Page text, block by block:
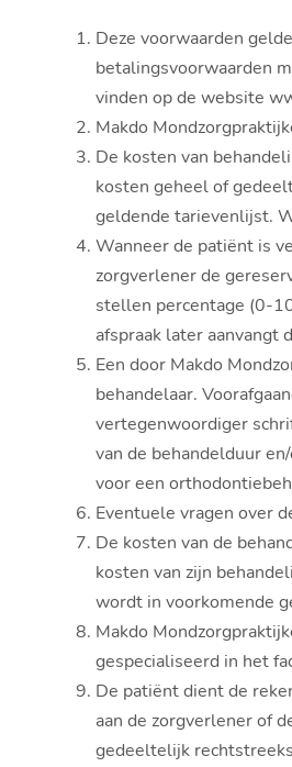
Deze voorwaarden
betalingsvoorwaarden
vinden op de website
Makdo
De kosten van
kosten geheel of
geldende tarievenlijst.
Wanneer de patiënt is
zorgverlener de
stellen percentage (0-
afspraak later aanvangt
Een door Makdo
behandelaar.
vertegenwoordiger
van de behandelduur
voor een
Eventuele vragen over
De kosten van de
kosten van zijn
wordt in voorkomende
Makdo
gespecialiseerd in het
De patiënt dient de
aan de zorgverlener of
gedeeltelijk